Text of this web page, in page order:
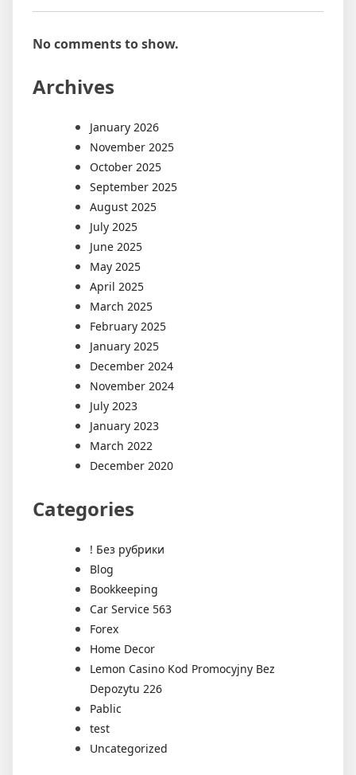
No comments to show.
Archives
January 2026
November 2025
October 2025
September 2025
August 2025
July 2025
June 2025
May 2025
April 2025
March 2025
February 2025
January 2025
December 2024
November 2024
July 2023
January 2023
March 2022
December 2020
Categories
! Без рубрики
Blog
Bookkeeping
Car Service 563
Forex
Home Decor
Lemon Casino Kod Promocyjny Bez
Depozytu 226
Pablic
test
Uncategorized